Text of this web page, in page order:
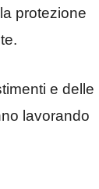
protezione
e delle
lavorando